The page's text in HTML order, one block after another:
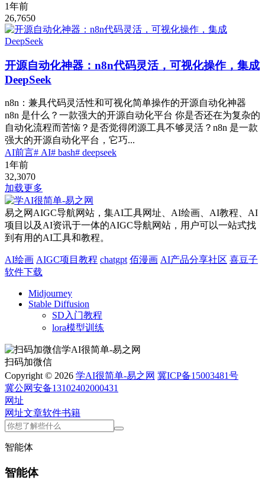
1年前
26,7650
开源自动化神器：n8n代码灵活，可视化操作，集成
DeepSeek
n8n：兼具代码灵活性和可视化简单操作的开源自动化神器
n8n 是什么？一款强大的开源自动化平台 你是否还在为复杂的
自动化流程而苦恼？是否觉得闭源工具不够灵活？n8n 是一款
强大的开源自动化平台，它巧...
AI前言# AI# bash# deepseek
1年前
32,3070
加载更多
易之网AIGC导航网站，集AI工具网址、AI绘画、AI教程、AI
项目以及AI资讯于一体的AIGC导航网站，用户可以一站式找
到有用的AI工具和教程。
AI绘画 AIGC项目教程 chatgpt 佰漫画 AI产品分享社区 喜豆子
软件下载
Midjourney
Stable Diffusion
SD入门教程
lora模型训练
扫码加微信
Copyright © 2026 学AI很简单-易之网 冀ICP备15003481号
冀公网安备13102402000431
网址
网址文章软件书籍
智能体
智能体